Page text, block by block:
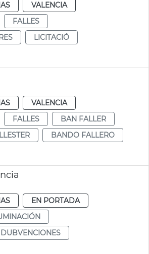
VALENCIA
FALLES
LICITACIÓ
VALENCIA
FALLES
BAN FALLER
BANDO FALLERO
EN PORTADA
DUBVENCIONES